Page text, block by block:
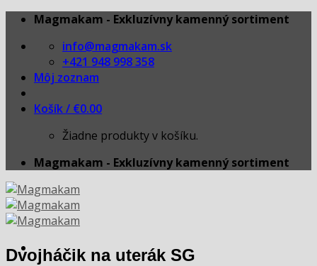
Skip
content
Magmakam - Exkluzívny kamenný sortiment
info@magmakam.sk
+421 948 998 358
Môj zoznam
Košík / €0.00
Žiadne produkty v košíku.
Magmakam - Exkluzívny kamenný sortiment
Dvojháčik na uterák SG